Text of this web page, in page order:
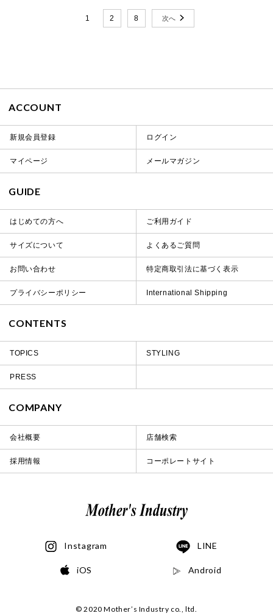
1 2 8
ACCOUNT
新規会員登録 ログイン
マイページ メールマガジン
GUIDE
はじめての方へ ご利用ガイド
サイズについて よくあるご質問
お問い合わせ 特定商取引法に基づく表示
プライバシーポリシー International Shipping
CONTENTS
TOPICS STYLING
PRESS
COMPANY
会社概要 店舗検索
採用情報 コーポレートサイト
Instagram LINE
iOS Android
© 2020 Mother’s Industry co., ltd.